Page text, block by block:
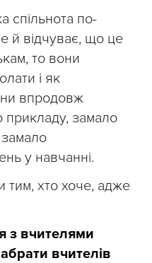
спільнота по-
й відчуває, що це
то вони
і як
впродовж
прикладу, замало
у навчанні.
тим, хто хоче, адже
з вчителями
вчителів